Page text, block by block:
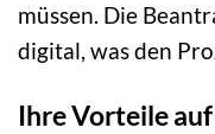
müssen. Die
digital, was den
Ihre Vorteile